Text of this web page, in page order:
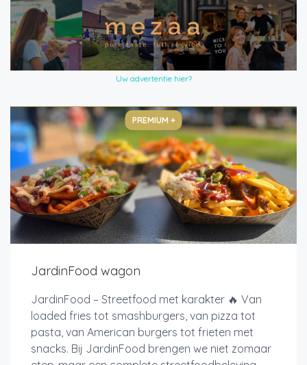
Uw advertentie hier?
PREMIUM +
JardinFood wagon
JardinFood – Streetfood met karakter 🔥 Van
loaded fries tot smashburgers, van pizza tot
pasta, van American burgers tot frieten met
snacks. Bij JardinFood brengen we niet zomaar